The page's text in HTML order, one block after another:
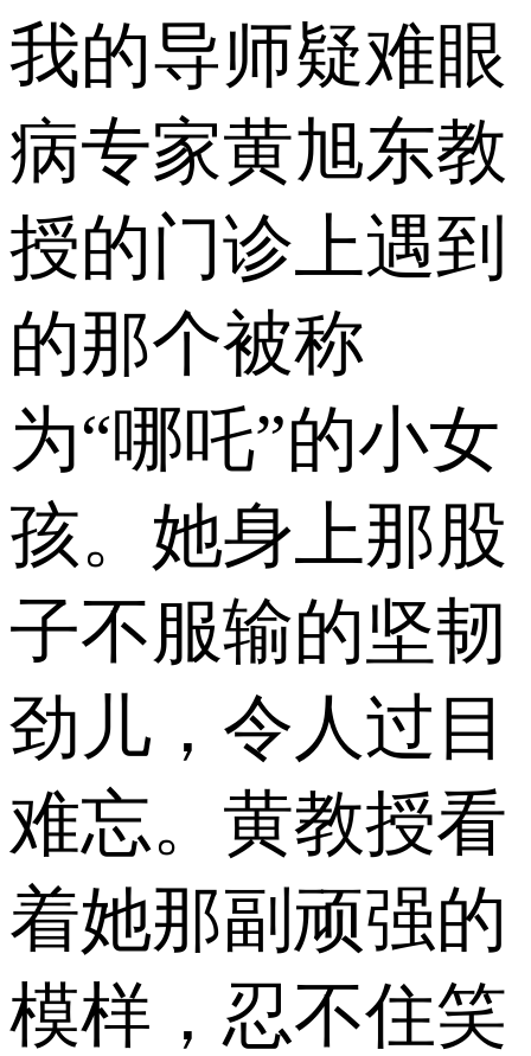
我的导师疑难眼
病专家黄旭东教
授的门诊上遇到
的那个被称
为“哪吒”的小女
孩。她身上那股
子不服输的坚韧
劲儿，令人过目
难忘。黄教授看
着她那副顽强的
模样，忍不住笑